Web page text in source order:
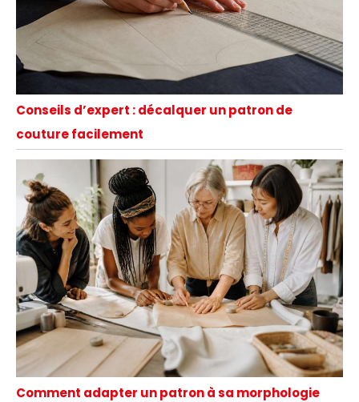
Conseils d’expert : décalquer un patron de
couture facilement
Comment adapter un patron à sa morphologie